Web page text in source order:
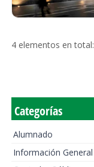
4 elementos en total:
Categorías
Alumnado
Información General